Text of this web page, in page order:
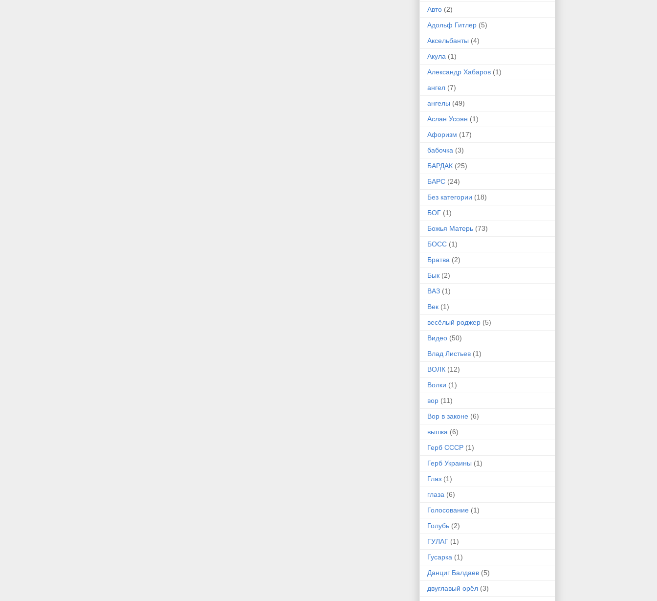
Авто (2)
Адольф Гитлер (5)
Аксельбанты (4)
Акула (1)
Александр Хабаров (1)
ангел (7)
ангелы (49)
Аслан Усоян (1)
Афоризм (17)
бабочка (3)
БАРДАК (25)
БАРС (24)
Без категории (18)
БОГ (1)
Божья Матерь (73)
БОСС (1)
Братва (2)
Бык (2)
ВАЗ (1)
Век (1)
весёлый роджер (5)
Видео (50)
Влад Листьев (1)
ВОЛК (12)
Волки (1)
вор (11)
Вор в законе (6)
вышка (6)
Герб СССР (1)
Герб Украины (1)
Глаз (1)
глаза (6)
Голосование (1)
Голубь (2)
ГУЛАГ (1)
Гусарка (1)
Данциг Балдаев (5)
двуглавый орёл (3)